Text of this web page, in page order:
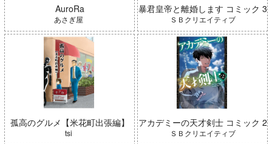
定版) 春夏秋冬代行者 春の舞
AuroRa
あさぎ屋
孤高のグルメ【米花町出張編】
tsi
暴君皇帝と離婚します コミック 3
ＳＢクリエイティブ
アカデミーの天才剣士 コミック 2
ＳＢクリエイティブ